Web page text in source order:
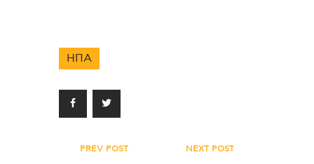
ΗΠΑ
Πλοήγηση
PREV POST NEXT POST